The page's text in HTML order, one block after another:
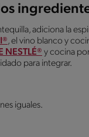
adiciona la
, el vino blanco y
NESTLÉ® y cocina
para integrar.
iguales.